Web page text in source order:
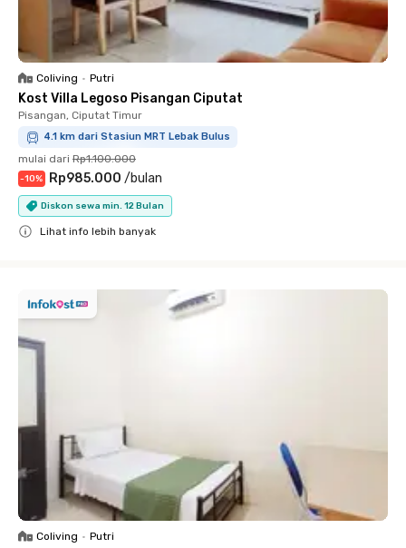
Coliving • Putri
Kost Villa Legoso Pisangan Ciputat
Pisangan, Ciputat Timur
4.1 km dari Stasiun MRT Lebak Bulus
mulai dari Rp1.100.000
-10% Rp985.000 /bulan
Diskon sewa min. 12 Bulan
Lihat info lebih banyak
Coliving • Putri